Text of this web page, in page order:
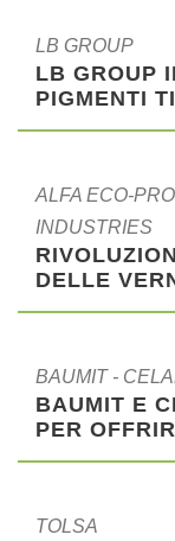
LB GROUP
LB GROUP
PIGMENTI
ALFA ECO-
INDUSTRIES
DELLE
BAUMIT -
BAUMIT E
PER
TOLSA